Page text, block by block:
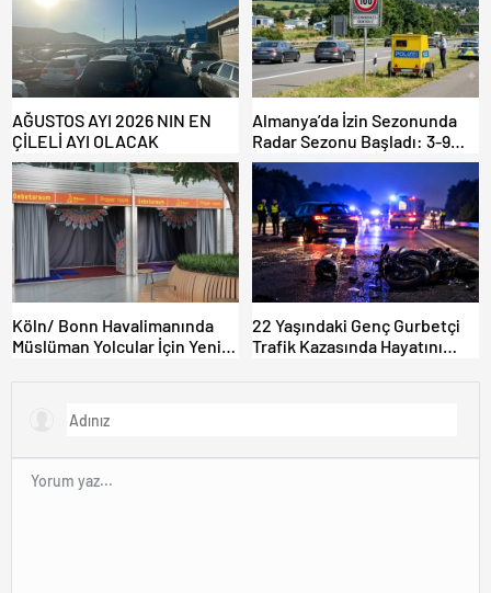
AĞUSTOS AYI 2026 NIN EN
ÇİLELİ AYI OLACAK
Almanya’da İzin Sezonunda
Radar Sezonu Başladı: 3-9
Ağustos’ta Radar Hız
Denetimi Yapılacak!
Köln/ Bonn Havalimanında
Müslüman Yolcular İçin Yeni
22 Yaşındaki Genç Gurbetçi
Trafik Kazasında Hayatını